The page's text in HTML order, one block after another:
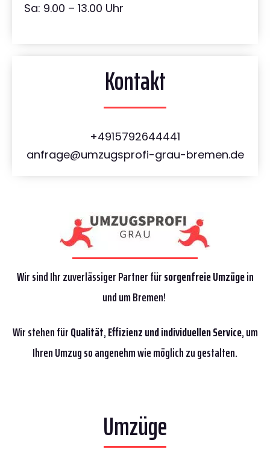
Sa: 9.00 – 13.00 Uhr
Kontakt
+4915792644441
anfrage@umzugsprofi-grau-bremen.de
Wir sind Ihr zuverlässiger Partner fürsorgenfreie Umzügein
und um Bremen!
Wir stehen fürQualität,Effizienzund individuellen Service, um
Ihren Umzug so angenehm wie möglich zu gestalten.
Umzüge